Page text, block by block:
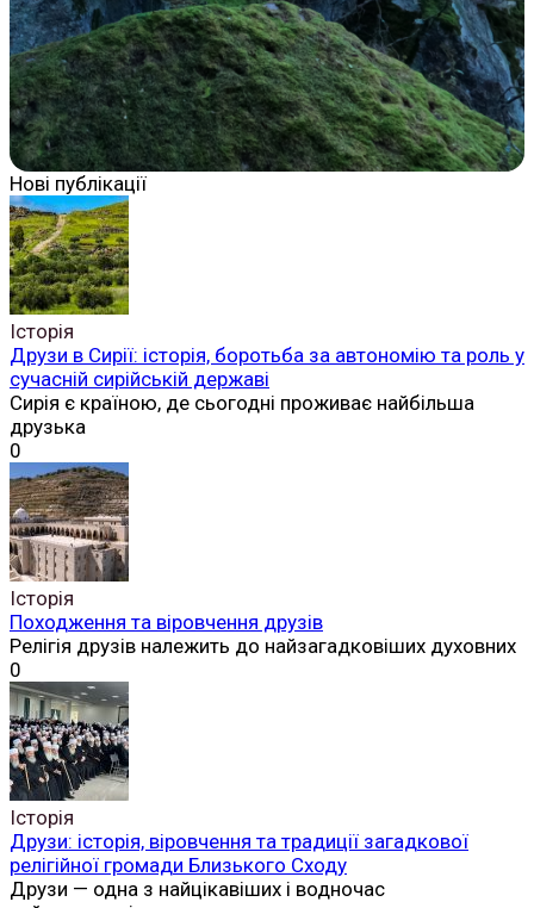
Нові публікації
Історія
Друзи в Сирії: історія, боротьба за автономію та роль у
сучасній сирійській державі
Сирія є країною, де сьогодні проживає найбільша
друзька
0
Історія
Походження та віровчення друзів
Релігія друзів належить до найзагадковіших духовних
0
Історія
Друзи: історія, віровчення та традиції загадкової
релігійної громади Близького Сходу
Друзи — одна з найцікавіших і водночас